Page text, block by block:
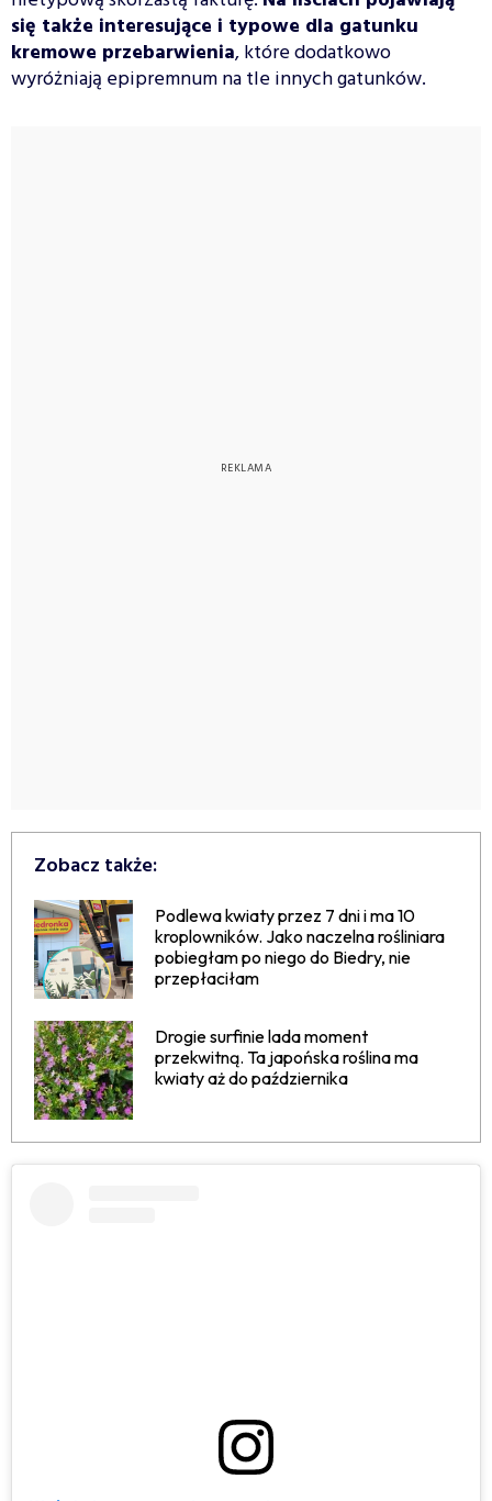
się także interesujące i typowe dla gatunku
kremowe przebarwienia, które dodatkowo
wyróżniają epipremnum na tle innych gatunków.
Zobacz także:
Podlewa kwiaty przez 7 dni i ma 10
kroplowników. Jako naczelna rośliniara
pobiegłam po niego do Biedry, nie
przepłaciłam
Drogie surfinie lada moment
przekwitną. Ta japońska roślina ma
kwiaty aż do października